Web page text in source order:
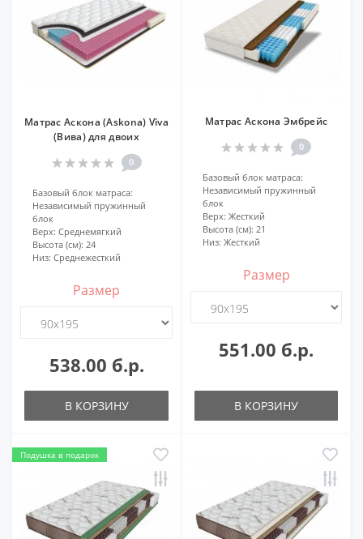
Матрас Аскона (Askona) Viva
(Вива) для двоих
0
Базовый блок матраса:
Независимый пружинный
блок
Верх: Среднемягкий
Высота (см): 24
Низ: Среднежесткий
Размер
538.00 б.р.
В КОРЗИНУ
Матрас Аскона Эмбрейс
0
Базовый блок матраса:
Независимый пружинный
блок
Верх: Жесткий
Высота (см): 21
Низ: Жесткий
Размер
551.00 б.р.
В КОРЗИНУ
Подушка в подарок